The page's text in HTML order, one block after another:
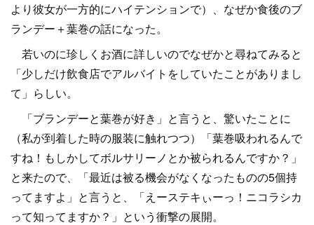
より彼女が一方的にハイテンションで）、なぜか食後のブ
ランデー＋葉巻の話になった。
若いのに珍しくお酒に詳しいのでなぜかと尋ねてみると
「少しだけ飲食店でアルバイトをしていたことがありまし
て」らしい。
「ブランデーと葉巻が好き」と言うと、驚いたことに
（私が到着した時の服装に触れつつ）「葉巻吸われるんで
すね！もしかしてボルサリーノとか被られるんですか？」
と来たので、「最近は被る機会がなくなったものの5個持
ってますよ」と言うと、「えーステキぃーっ！ニコラシカ
って知ってますか？」という衝撃の展開。